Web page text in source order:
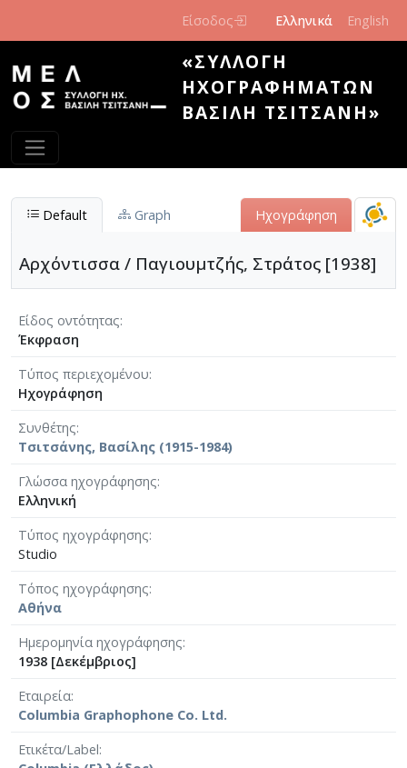
Είσοδος Ελληνικά English
«ΣΥΛΛΟΓΉ
ΗΧΟΓΡΑΦΗΜΆΤΩΝ
ΒΑΣΊΛΗ ΤΣΙΤΣΆΝΗ»
Default Graph Ηχογράφηση
Αρχόντισσα / Παγιουμτζής, Στράτος [1938]
Είδος οντότητας
Έκφραση
Τύπος περιεχομένου
Ηχογράφηση
Συνθέτης
Τσιτσάνης, Βασίλης (1915-1984)
Γλώσσα ηχογράφησης
Ελληνική
Τύπος ηχογράφησης
Studio
Τόπος ηχογράφησης
Αθήνα
Ημερομηνία ηχογράφησης
1938 [Δεκέμβριος]
Εταιρεία
Columbia Graphophone Co. Ltd.
Ετικέτα/Label